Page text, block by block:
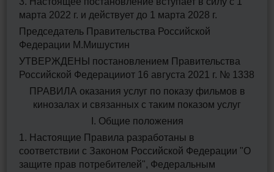
марта 2022 г. и действует до 1 марта 2028 г.
Председатель Правительства Российской
Федерации М.Мишустин
УТВЕРЖДЕНЫ постановлением Правительства
Российской Федерацииот 16 августа 2021 г. № 1338
ПРАВИЛА оказания услуг по показу фильмов в
кинозалах и связанных с таким показом услуг
I. Общие положения
1. Настоящие Правила разработаны в
соответствии с Законом Российской Федерации "О
защите прав потребителей", Федеральным